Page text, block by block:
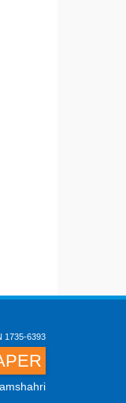
1735-6393